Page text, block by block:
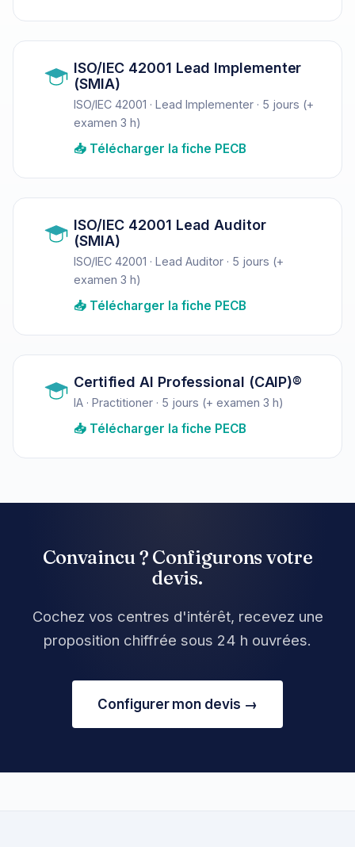
ISO/IEC 42001 Lead Implementer
(SMIA)
ISO/IEC 42001 · Lead Implementer · 5 jours (+
examen 3 h)
📥 Télécharger la fiche PECB
ISO/IEC 42001 Lead Auditor
(SMIA)
ISO/IEC 42001 · Lead Auditor · 5 jours (+
examen 3 h)
📥 Télécharger la fiche PECB
Certified AI Professional (CAIP)®
IA · Practitioner · 5 jours (+ examen 3 h)
📥 Télécharger la fiche PECB
Convaincu ? Configurons votre
devis.
Cochez vos centres d'intérêt, recevez une
proposition chiffrée sous 24 h ouvrées.
Configurer mon devis →